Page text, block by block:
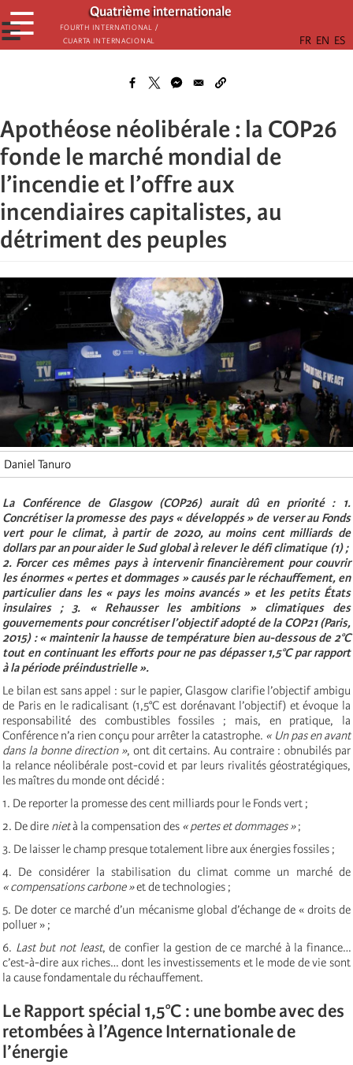
Passar
para
o
Quatrième internationale
Fourth International /
Cuarta Internacional
☰
☰
Apothéose néolibérale : la COP26
fonde le marché mondial de
l’incendie et l’offre aux
incendiaires capitalistes, au
détriment des peuples
Daniel Tanuro
La Conférence de Glasgow (COP26) aurait dû en priorité :
1.
Concrétiser la promesse des pays « développés » de verser au Fonds
vert pour le climat, à partir de 2020, au moins cent milliards de
dollars par an pour aider le Sud global à relever le défi climatique (1) ;
2. Forcer ces mêmes pays à intervenir financièrement pour couvrir
les énormes « pertes et dommages » causés par le réchauffement, en
particulier dans les « pays les moins avancés » et les petits États
insulaires ;3. « Rehausser les ambitions » climatiques des
gouvernements pour concrétiser l’objectif adopté de la COP21 (Paris,
2015) : « maintenir la hausse de température bien au-dessous de 2°C
tout en continuant les efforts pour ne pas dépasser 1,5°C par rapport
à la période préindustrielle ».
Le bilan est sans appel : sur le papier, Glasgow clarifie l’objectif ambigu
de Paris en le radicalisant (1,5°C est dorénavant l’objectif) et évoque la
responsabilité des combustibles fossiles ; mais, en pratique, la
Conférence n’a rien conçu pour arrêter la catastrophe. « Un pas en avant
dans la bonne direction », ont dit certains. Au contraire : obnubilés par
la relance néolibérale post-covid et par leurs rivalités géostratégiques,
les maîtres du monde ont décidé :
1. De reporter la promesse des cent milliards pour le Fonds vert ;
2. De dire nietà la compensation des « pertes et dommages »;
3. De laisser le champ presque totalement libre aux énergies fossiles ;
4. De considérer la stabilisation du climat comme un marché de
« compensations carbone »et de technologies ;
5. De doter ce marché d’un mécanisme global d’échange de « droits de
polluer » ;
6. Last but not least, de confier la gestion de ce marché à la finance…
c’est-à-dire aux riches… dont les investissements et le mode de vie sont
la cause fondamentale du réchauffement.
Le Rapport spécial 1,5°C : une bombe avec des
retombées à l’Agence Internationale de
l’énergie